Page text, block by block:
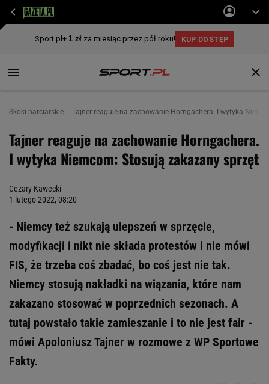
Skoki narciarskie Tajner reaguje na zachowanie Horngachera. I wytyka
Tajner reaguje na zachowanie Horngachera.
I wytyka Niemcom: Stosują zakazany sprzęt
Cezary Kawecki
1 lutego 2022, 08:20
- Niemcy też szukają ulepszeń w sprzęcie,
modyfikacji i nikt nie składa protestów i nie mówi
FIS, że trzeba coś zbadać, bo coś jest nie tak.
Niemcy stosują nakładki na wiązania, które nam
zakazano stosować w poprzednich sezonach. A
tutaj powstało takie zamieszanie i to nie jest fair -
mówi Apoloniusz Tajner w rozmowe z WP Sportowe
Fakty.